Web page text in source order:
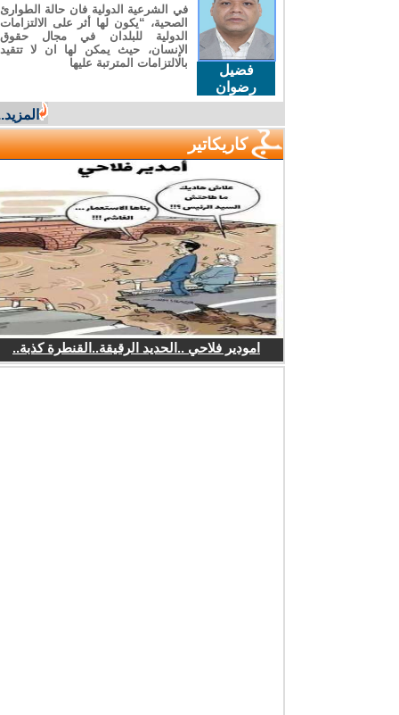
فضيل
رضوان
في الشرعية الدولية فان حالة الطوارئ
الصحية، “يكون لها أثر على الالتزامات
الدولية للبلدان في مجال حقوق
الإنسان، حيث يمكن لها ان لا تتقيد
بالالتزامات المترتبة عليها
المزيد...
كاريكاتير
امودير فلاحي ..الحديد الرقيقة..القنطرة كذبة..